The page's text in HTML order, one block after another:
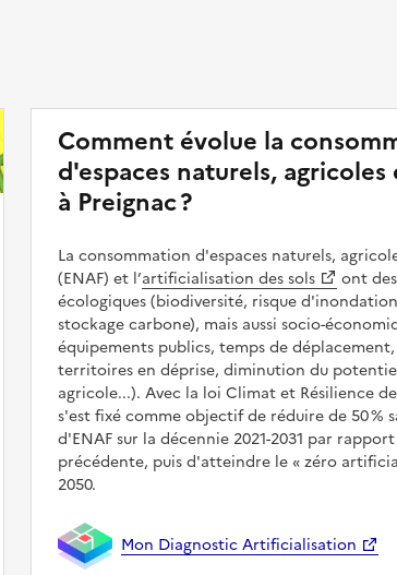
Comment évolue la
d'espaces naturels,
à Preignac ?
La consommation d'espaces naturels,
(ENAF) et l’artificialisation des sols
ont
écologiques (biodiversité, risque
stockage carbone), mais aussi socio-
équipements publics, temps de
territoires en déprise, diminution du
agricole...). Avec la loi Climat et Résilience
s'est fixé comme objectif de réduire de 50 %
d'ENAF sur la décennie 2021-2031 par
précédente, puis d'atteindre le zéro
2050.
Mon Diagnostic Artificialisation